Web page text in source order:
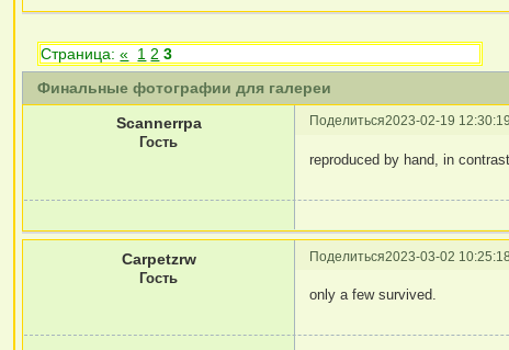
Финальные фотографии для галереи
Страница:« 1 2 3
Поделиться2023-02-19 12:30:19
Scannerrpa
Гость
reproduced by hand, in contrast
Поделиться2023-03-02 10:25:18
Carpetzrw
Гость
only a few survived.